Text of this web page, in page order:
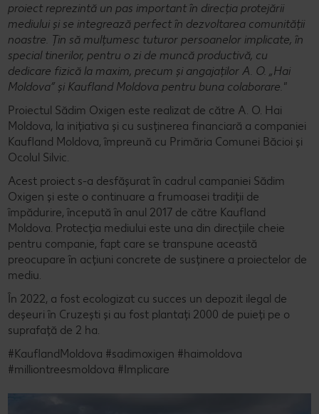
proiect reprezintă un pas important în direcția protejării
mediului și se integrează perfect în dezvoltarea comunității
noastre. Țin să mulțumesc tuturor persoanelor implicate, în
special tinerilor, pentru o zi de muncă productivă, cu
dedicare fizică la maxim, precum și angajaților A. O. „Hai
Moldova” și Kaufland Moldova pentru buna colaborare."
Proiectul Sădim Oxigen este realizat de către A. O. Hai
Moldova, la inițiativa și cu susținerea financiară a companiei
Kaufland Moldova, împreună cu Primăria Comunei Băcioi și
Ocolul Silvic.
Acest proiect s-a desfășurat în cadrul campaniei Sădim
Oxigen și este o continuare a frumoasei tradiții de
împădurire, începută în anul 2017 de către Kaufland
Moldova. Protecția mediului este una din direcțiile cheie
pentru companie, fapt care se transpune această
preocupare în acțiuni concrete de susținere a proiectelor de
mediu.
În 2022, a fost ecologizat cu succes un depozit ilegal de
deșeuri în Cruzești și au fost plantați 2000 de puieți pe o
suprafață de 2 ha.
#KauflandMoldova #sadimoxigen #haimoldova
#milliontreesmoldova #Implicare